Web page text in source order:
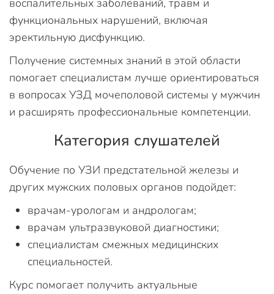
воспалительных заболеваний, травм и
функциональных нарушений, включая
эректильную дисфункцию.
Получение системных знаний в этой области
помогает специалистам лучше ориентироваться
в вопросах УЗД мочеполовой системы у мужчин
и расширять профессиональные компетенции.
Категория слушателей
Обучение по УЗИ предстательной железы и
других мужских половых органов подойдет:
врачам-урологам и андрологам;
врачам ультразвуковой диагностики;
специалистам смежных медицинских
специальностей.
Курс помогает получить актуальные